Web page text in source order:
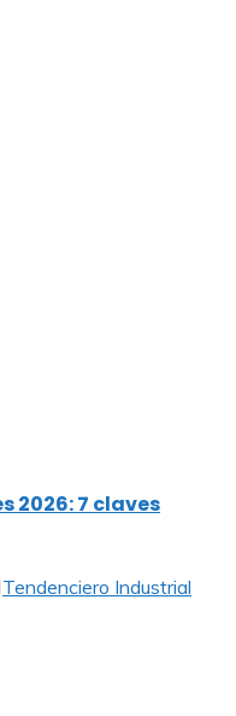
2026: 7 claves
Tendenciero Industrial